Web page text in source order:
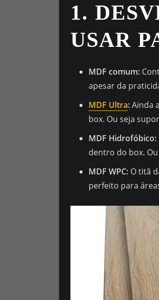
1.
USAR
MDF comum:
apesar da
MDF Ultra:Ainda
box. Ou seja
MDF Hidrofóbico:
dentro do box.
MDF WPC: O titã
perfeito para